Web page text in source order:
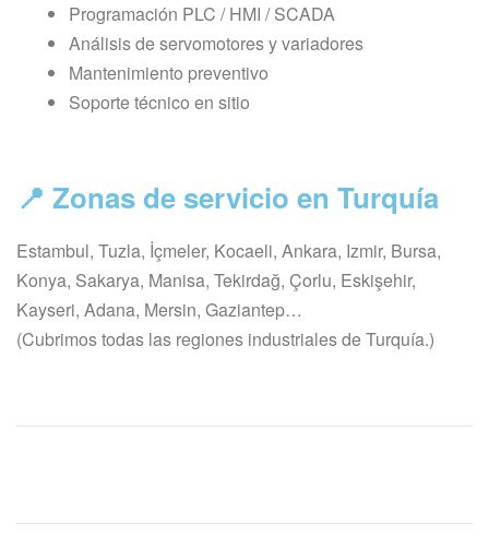
Programación PLC / HMI / SCADA
Análisis de servomotores y variadores
Mantenimiento preventivo
Soporte técnico en sitio
📍 Zonas de servicio en Turquía
Estambul, Tuzla, İçmeler, Kocaeli, Ankara, Izmir, Bursa,
Konya, Sakarya, Manisa, Tekirdağ, Çorlu, Eskişehir,
Kayseri, Adana, Mersin, Gaziantep…
(Cubrimos todas las regiones industriales de Turquía.)